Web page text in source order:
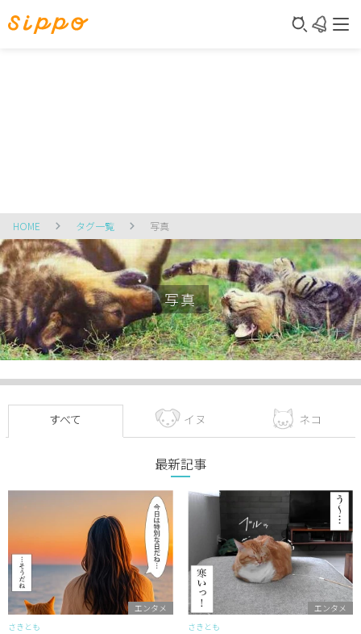
HOME タグ一覧 写真
写真
すべて イヌ ネコ
最新記事
エンタメ
さきとも
エンタメ
さきとも